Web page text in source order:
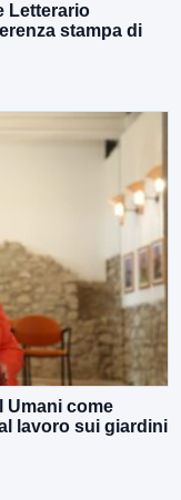
Letterario
stampa di
Umani come
lavoro sui giardini